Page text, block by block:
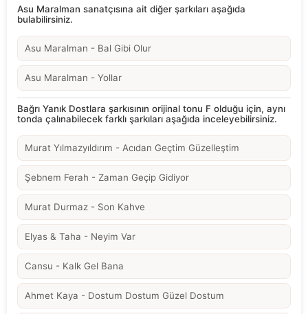
Asu Maralman sanatçısına ait diğer şarkıları aşağıda
bulabilirsiniz.
Asu Maralman - Bal Gibi Olur
Asu Maralman - Yollar
Bağrı Yanık Dostlara şarkısının orijinal tonu F olduğu için, aynı
tonda çalınabilecek farklı şarkıları aşağıda inceleyebilirsiniz.
Murat Yılmazyıldırım - Acıdan Geçtim Güzelleştim
Şebnem Ferah - Zaman Geçip Gidiyor
Murat Durmaz - Son Kahve
Elyas & Taha - Neyim Var
Cansu - Kalk Gel Bana
Ahmet Kaya - Dostum Dostum Güzel Dostum